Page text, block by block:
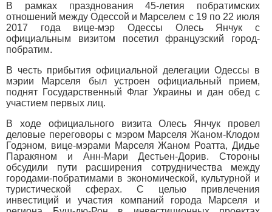
В рамках празднования 45-летия побратимских
отношений между Одессой и Марселем с 19 по 22 июля
2017 года вице-мэр Одессы Олесь Янчук с
официальным визитом посетил французский город-
побратим.
В честь прибытия официальной делегации Одессы в
мэрии Марселя был устроен официальный прием,
поднят Государственный Флаг Украины и дан обед с
участием первых лиц.
В ходе официального визита Олесь Янчук провел
деловые переговоры с мэром Марселя Жаном-Клодом
Годэном, вице-мэрами Марселя Жаном Роатта, Дидье
Паракяном и Анн-Мари Дестьен-Дорив. Стороны
обсудили пути расширения сотрудничества между
городами-побратимами в экономической, культурной и
туристической сферах. С целью привлечения
инвестиций и участия компаний города Марселя и